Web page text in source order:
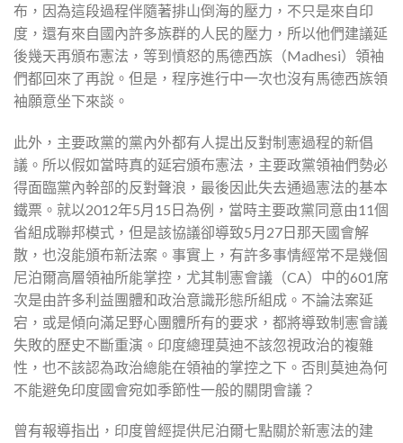
布，因為這段過程伴隨著排山倒海的壓力，不只是來自印
度，還有來自國內許多族群的人民的壓力，所以他們建議延
後幾天再頒布憲法，等到憤怒的馬德西族（Madhesi）領袖
們都回來了再說。但是，程序進行中一次也沒有馬德西族領
袖願意坐下來談。
此外，主要政黨的黨內外都有人提出反對制憲過程的新倡
議。所以假如當時真的延宕頒布憲法，主要政黨領袖們勢必
得面臨黨內幹部的反對聲浪，最後因此失去通過憲法的基本
鐵票。就以2012年5月15日為例，當時主要政黨同意由11個
省組成聯邦模式，但是該協議卻導致5月27日那天國會解
散，也沒能頒布新法案。事實上，有許多事情經常不是幾個
尼泊爾高層領袖所能掌控，尤其制憲會議（CA）中的601席
次是由許多利益團體和政治意識形態所組成。不論法案延
宕，或是傾向滿足野心團體所有的要求，都將導致制憲會議
失敗的歷史不斷重演。印度總理莫迪不該忽視政治的複雜
性，也不該認為政治總能在領袖的掌控之下。否則莫迪為何
不能避免印度國會宛如季節性一般的關閉會議？
曾有報導指出，印度曾經提供尼泊爾七點關於新憲法的建